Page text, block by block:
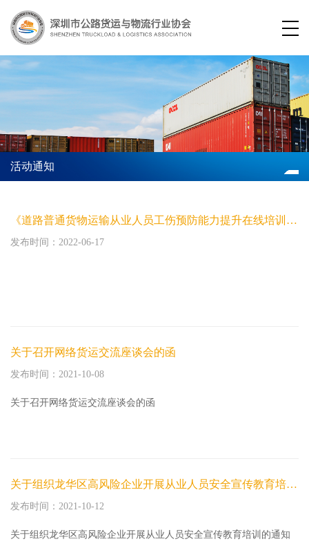
活动通知
《道路普通货物运输从业人员工伤预防能力提升在线培训》招标公告
发布时间：2022-06-17
关于召开网络货运交流座谈会的函
发布时间：2021-10-08
关于召开网络货运交流座谈会的函
关于组织龙华区高风险企业开展从业人员安全宣传教育培训的通知
发布时间：2021-10-12
关于组织龙华区高风险企业开展从业人员安全宣传教育培训的通知